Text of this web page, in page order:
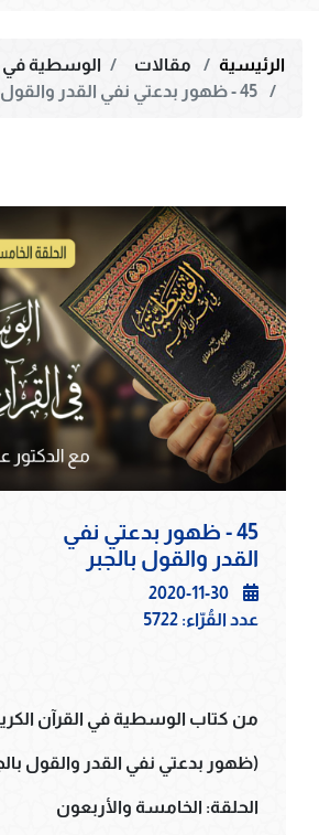
الرئيسية مقالات
الوسطية في
45 - ظهور بدعتي نفي
القدر والقول بالجبر
2020-11-30
عدد القُرّاء: 5722
من كتاب الوسطية في القرآن
(ظهور بدعتي نفي القدر والقول
الحلقة: الخامسة والأربعون